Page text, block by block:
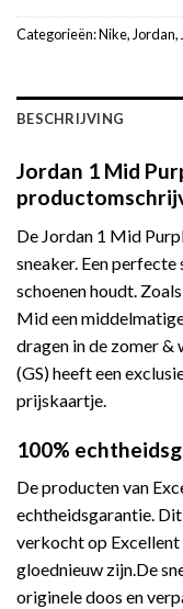
Categorieën:Nike, Jordan,
BESCHRIJVING
Jordan 1 Mid
De Jordan 1 Mid
sneaker. Een perfecte
schoenen houdt.
Mid een
dragen in de zomer &
(GS) heeft een
prijskaartje.
100%
De producten van
echtheidsgarantie.
verkocht op Excellent
gloednieuw zijn.De
originele doos en